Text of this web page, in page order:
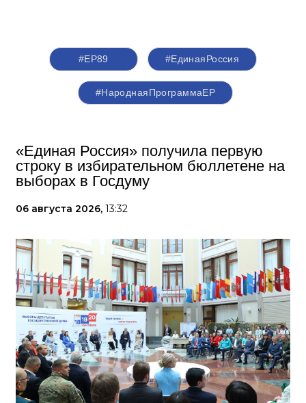
#ЕР89 #‎ЕдинаяРоссия
#НароднаяПрограммаЕР
«Единая Россия» получила первую
строку в избирательном бюллетене на
выборах в Госдуму
06 августа 2026, 13:32